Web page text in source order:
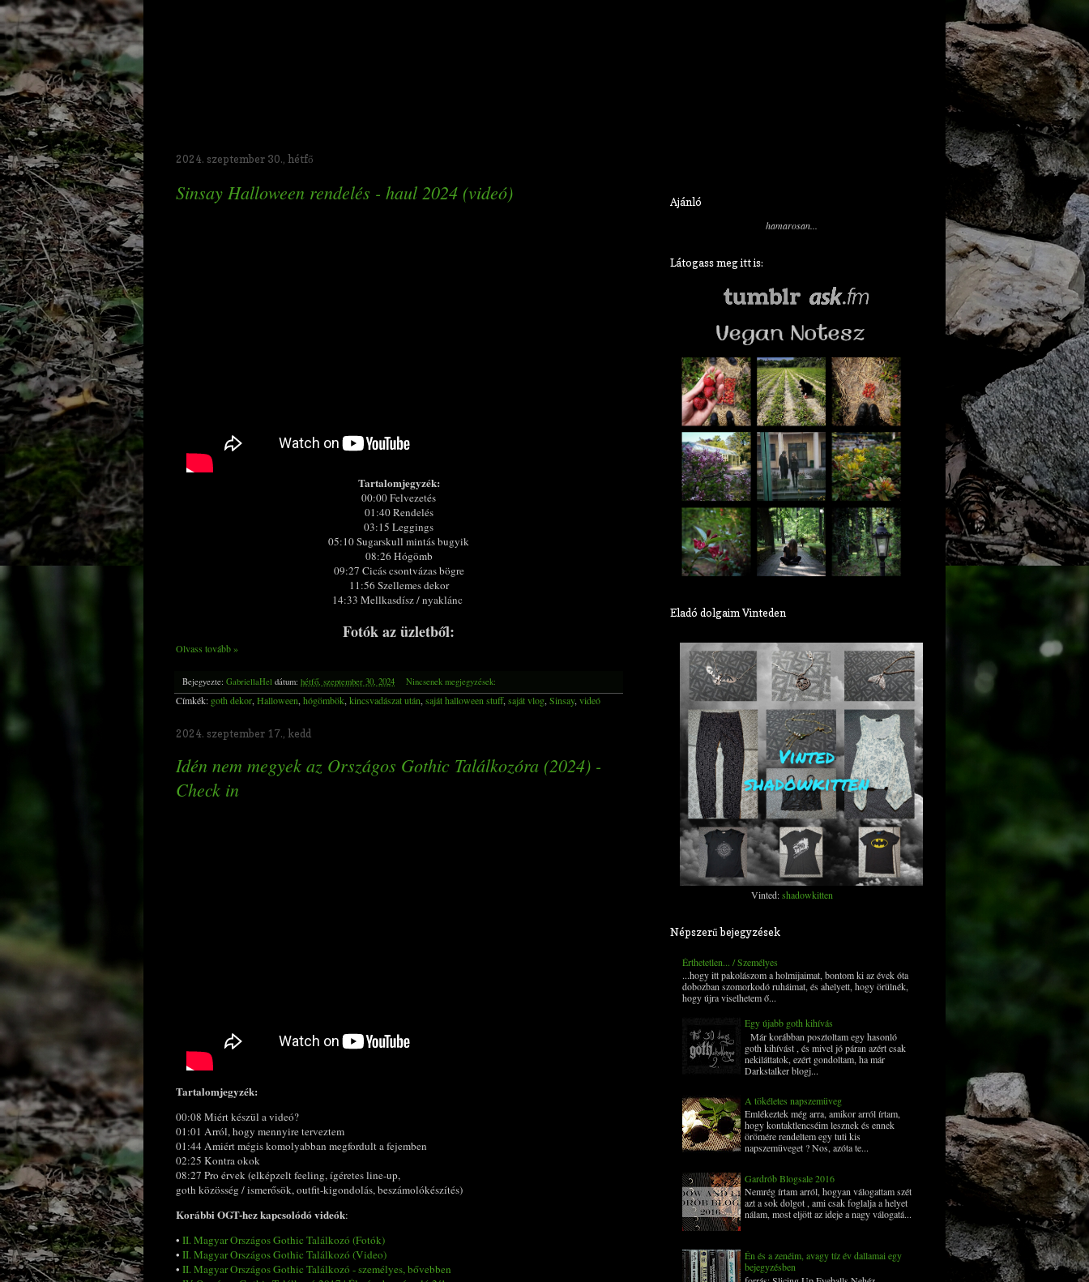
2024. szeptember 30., hétfő
Sinsay Halloween rendelés - haul 2024 (videó)
Tartalomjegyzék:
00:00 Felvezetés
01:40 Rendelés
03:15 Leggings
05:10 Sugarskull mintás bugyik
08:26 Hógömb
09:27 Cicás csontvázas bögre
11:56 Szellemes dekor
14:33 Mellkasdísz / nyaklánc
Fotók az üzletből:
Olvass tovább »
Bejegyezte: GabriellaHel dátum: hétfő, szeptember 30, 2024 Nincsenek megjegyzések:
Címkék: goth dekor, Halloween, hógömbök, kincsvadászat után, saját halloween stuff, saját vlog, Sinsay, videó
2024. szeptember 17., kedd
Idén nem megyek az Országos Gothic Találkozóra (2024) -
Check in
Tartalomjegyzék:
00:08 Miért készül a videó?
01:01 Arról, hogy mennyire terveztem
01:44 Amiért mégis komolyabban megfordult a fejemben
02:25 Kontra okok
08:27 Pro érvek (elképzelt feeling, ígéretes line-up,
goth közösség / ismerősök, outfit-kigondolás, beszámolókészítés)
Korábbi OGT-hez kapcsolódó videók:
• II. Magyar Országos Gothic Találkozó (Fotók)
• II. Magyar Országos Gothic Találkozó (Video)
• II. Magyar Országos Gothic Találkozó - személyes, bővebben
Ajánló
hamarosan...
Látogass meg itt is:
Eladó dolgaim Vinteden
Vinted:shadowkitten
Népszerű bejegyzések
Érthetetlen... / Személyes
...hogy itt pakolászom a holmijaimat, bontom ki az évek óta
dobozban szomorkodó ruháimat, és ahelyett, hogy örülnék,
hogy újra viselhetem ő...
Egy újabb goth kihívás
Már korábban posztoltam egy hasonló
goth kihívást , és mivel jó páran azért csak
nekiláttatok, ezért gondoltam, ha már
Darkstalker blogj...
A tökéletes napszemüveg
Emlékeztek még arra, amikor arról írtam,
hogy kontaktlencséim lesznek és ennek
örömére rendeltem egy tuti kis
napszemüveget ? Nos, azóta te...
Gardrób Blogsale 2016
Nemrég írtam arról, hogyan válogattam szét
azt a sok dolgot , ami csak foglalja a helyet
nálam, most eljött az ideje a nagy válogatá...
Én és a zenéim, avagy tíz év dallamai egy
bejegyzésben